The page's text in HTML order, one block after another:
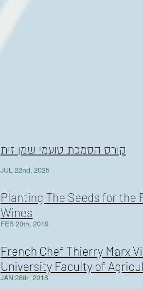
קורס הסמכת טועמי שמן זית
JUL 22nd, 2025
Planting The Seeds for the
Wines
FEB 20th, 2019
French Chef Thierry Marx
University Faculty of
JAN 28th, 2018